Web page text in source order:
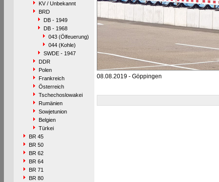
KV / Unbekannt
BRD
DB - 1949
DB - 1968
043 (Ölfeuerung)
044 (Kohle)
SWDE - 1947
DDR
Polen
Frankreich
Österreich
Tschechoslowakei
Rumänien
Sowjetunion
Belgien
Türkei
BR 45
BR 50
BR 62
BR 64
BR 71
BR 80
08.08.2019 - Göppingen